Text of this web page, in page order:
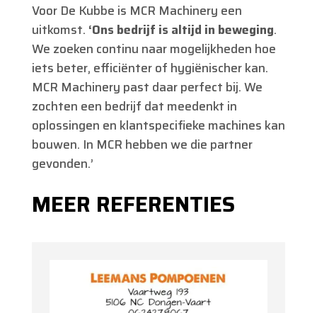
Voor De Kubbe is MCR Machinery een
uitkomst. ‘Ons bedrijf is altijd in beweging.
We zoeken continu naar mogelijkheden hoe
iets beter, efficiënter of hygiënischer kan.
MCR Machinery past daar perfect bij. We
zochten een bedrijf dat meedenkt in
oplossingen en klantspecifieke machines kan
bouwen. In MCR hebben we die partner
gevonden.’
MEER REFERENTIES